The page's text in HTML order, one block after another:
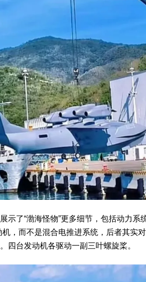
示了“渤海怪物”更多细节，包括动力系
机，而不是混合电推进系统，后者其实
四台发动机各驱动一副三叶螺旋桨。